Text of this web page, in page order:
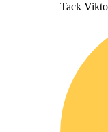
Tack